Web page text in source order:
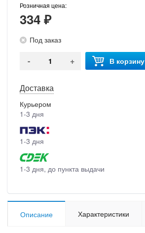
Розничная цена:
334 ₽
Под заказ
- + В корзину
Доставка
Курьером
1-3 дня
1-3 дня
1-3 дня, до пункта выдачи
Описание Характеристики